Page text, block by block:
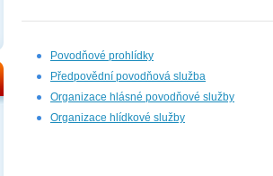
Povodňové prohlídky
Předpovědní povodňová služba
Organizace hlásné povodňové služby
Organizace hlídkové služby